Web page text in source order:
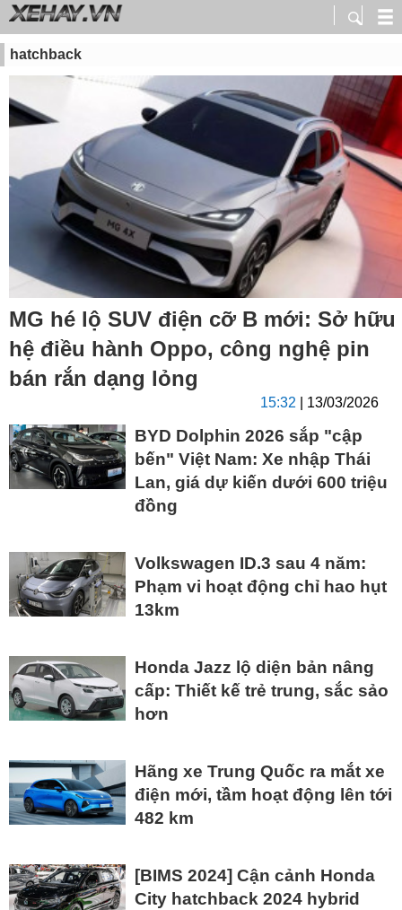
hatchback
MG hé lộ SUV điện cỡ B mới: Sở hữu
hệ điều hành Oppo, công nghệ pin
bán rắn dạng lỏng
15:32 | 13/03/2026
BYD Dolphin 2026 sắp "cập
bến" Việt Nam: Xe nhập Thái
Lan, giá dự kiến dưới 600 triệu
đồng
Volkswagen ID.3 sau 4 năm:
Phạm vi hoạt động chỉ hao hụt
13km
Honda Jazz lộ diện bản nâng
cấp: Thiết kế trẻ trung, sắc sảo
hơn
Hãng xe Trung Quốc ra mắt xe
điện mới, tầm hoạt động lên tới
482 km
[BIMS 2024] Cận cảnh Honda
City hatchback 2024 hybrid